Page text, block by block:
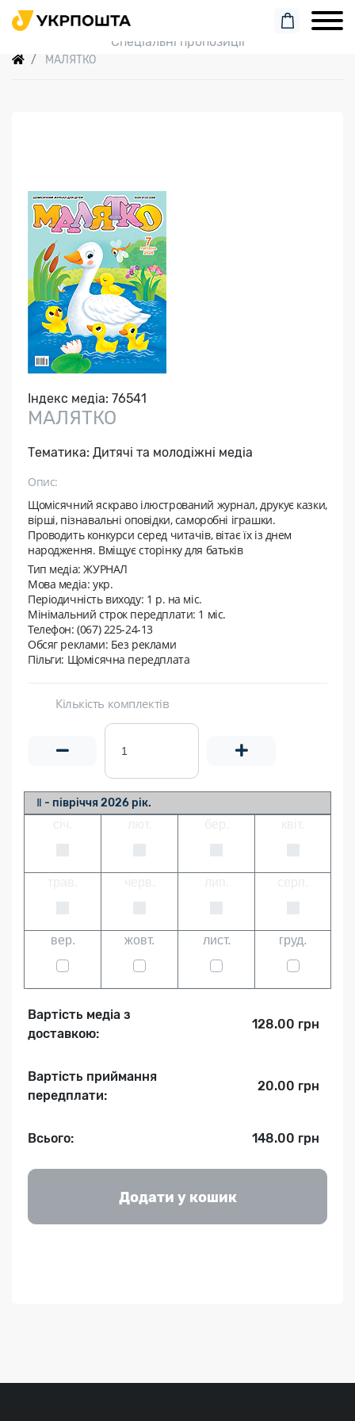
Пошук замовлення
Спеціальні пропозиції
МАЛЯТКО
Індекс медіа: 76541
МАЛЯТКО
Тематика: Дитячі та молодіжні медіа
Опис:
Щомiсячний яскраво ілюстрований журнал, друкує казки,
вiршi, пiзнавальнi оповiдки, саморобнi iграшки.
Проводить конкурси серед читачів, вiтає їх із днем
народження. Вмiщує сторiнку для батькiв
Тип медіа: ЖУРНАЛ
Мова медіа: укр.
Періодичність виходу: 1 р. на мic.
Мінімальний строк передплати: 1 міс.
Телефон: (067) 225-24-13
Обсяг реклами: Без реклами
Пільги: Щомісячна передплата
Кількість комплектів
Ⅱ - півріччя 2026 рік.
вер. жовт. лист. груд.
Вартість медіа з
доставкою:
128.00 грн
Вартість приймання
передплати:
20.00 грн
Всього: 148.00 грн
Додати у кошик